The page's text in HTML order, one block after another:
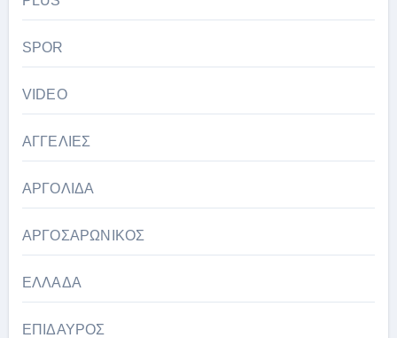
SPOR
VIDEO
ΑΓΓΕΛΙΕΣ
ΑΡΓΟΛΙΔΑ
ΑΡΓΟΣΑΡΩΝΙΚΟΣ
ΕΛΛΑΔΑ
ΕΠΙΔΑΥΡΟΣ